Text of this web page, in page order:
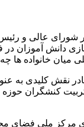
شورای عالی و
آموزان در
کلیدی به
کنشگران
مرکز ملی